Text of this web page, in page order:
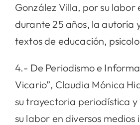
González Villa, por su labor
durante 25 años, la autoría
textos de educación,
4.- De Periodismo e
Vicario”, Claudia Mónica
su trayectoria periodística
su labor en diversos